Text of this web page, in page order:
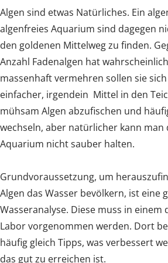
Algen sind etwas Natürliches. Ein
algenfreies Aquarium sind dagegen
den goldenen Mittelweg zu finden.
Anzahl Fadenalgen hat
massenhaft vermehren sollen sie
einfacher, irgendein Mittel in den
mühsam Algen abzufischen und
wechseln, aber natürlicher kann man
Aquarium nicht sauber halten.
Grundvoraussetzung, um
Algen das Wasser bevölkern, ist eine
Wasseranalyse. Diese muss in einem
Labor vorgenommen werden. Dort
häufig gleich Tipps, was verbessert
das gut zu erreichen ist.